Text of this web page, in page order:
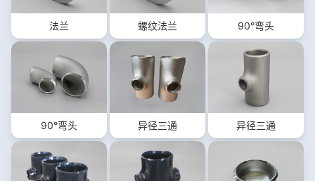
法兰 螺纹法兰 90°弯头
90°弯头 异径三通 异径三通